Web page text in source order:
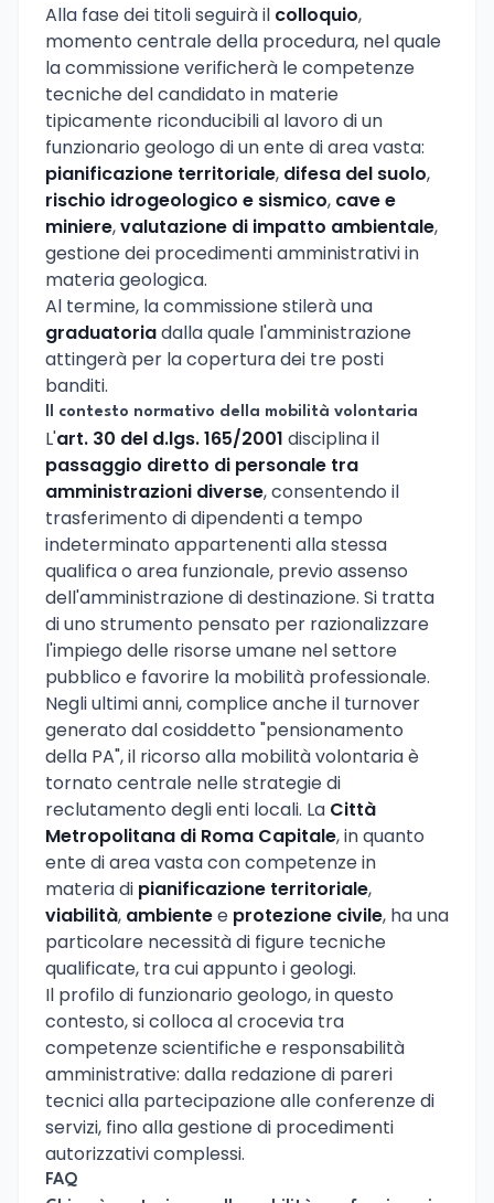
Alla fase dei titoli seguirà il colloquio,
momento centrale della procedura, nel quale
la commissione verificherà le competenze
tecniche del candidato in materie
tipicamente riconducibili al lavoro di un
funzionario geologo di un ente di area vasta:
pianificazione territoriale, difesa del suolo,
rischio idrogeologico e sismico, cave e
miniere,valutazione di impatto ambientale,
gestione dei procedimenti amministrativi in
materia geologica.
Al termine, la commissione stilerà una
graduatoriadalla quale l'amministrazione
attingerà per la copertura dei tre posti
banditi.
Il contesto normativo della mobilità volontaria
L'art. 30 del d.lgs. 165/2001 disciplina il
passaggio diretto di personale tra
amministrazioni diverse, consentendo il
trasferimento di dipendenti a tempo
indeterminato appartenenti alla stessa
qualifica o area funzionale, previo assenso
dell'amministrazione di destinazione. Si tratta
di uno strumento pensato per razionalizzare
l'impiego delle risorse umane nel settore
pubblico e favorire la mobilità professionale.
Negli ultimi anni, complice anche il turnover
generato dal cosiddetto "pensionamento
della PA", il ricorso alla mobilità volontaria è
tornato centrale nelle strategie di
reclutamento degli enti locali. La Città
Metropolitana di Roma Capitale, in quanto
ente di area vasta con competenze in
materia di pianificazione territoriale,
viabilità, ambientee protezione civile, ha una
particolare necessità di figure tecniche
qualificate, tra cui appunto i geologi.
Il profilo di funzionario geologo, in questo
contesto, si colloca al crocevia tra
competenze scientifiche e responsabilità
amministrative: dalla redazione di pareri
tecnici alla partecipazione alle conferenze di
servizi, fino alla gestione di procedimenti
autorizzativi complessi.
FAQ